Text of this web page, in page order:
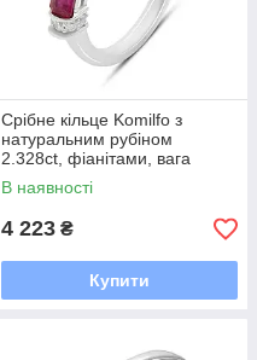
Срібне кільце Komilfo з
натуральним рубіном
2.328ct, фіанітами, вага
виробу 3,09 г (2205296) 18.5
розмір
В наявності
4 223 ₴
Купити